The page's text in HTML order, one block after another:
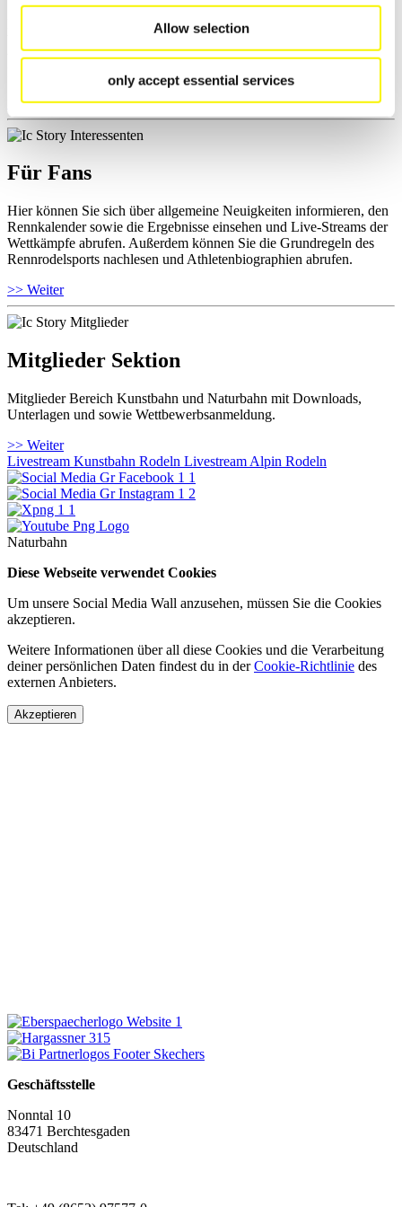
Allow selection
only accept essential services
Hier können Sie das aktuelle Regelwerk sowie Richtlinien zu
und Informationen zu Wettkämpfen abrufen. Außerdem können Sie
Ihre Athletenbiographie ansehen.
>> Weiter
Für Fans
Hier können Sie sich über allgemeine Neuigkeiten informieren, den
Rennkalender sowie die Ergebnisse einsehen und Live-Streams der
Wettkämpfe abrufen. Außerdem können Sie die Grundregeln des
Rennrodelsports nachlesen und Athletenbiographien abrufen.
>> Weiter
Mitglieder Sektion
Mitglieder Bereich Kunstbahn und Naturbahn mit Downloads,
Unterlagen und sowie Wettbewerbsanmeldung.
>> Weiter
Livestream Kunstbahn Rodeln Livestream Alpin Rodeln
Naturbahn
Diese Webseite verwendet Cookies
Um unsere Social Media Wall anzusehen, müssen Sie die Cookies
akzeptieren.
Weitere Informationen über all diese Cookies und die Verarbeitung
deiner persönlichen Daten findest du in derCookie-Richtlinie des
externen Anbieters.
Akzeptieren
Geschäftsstelle
Nonntal 10
83471 Berchtesgaden
Deutschland